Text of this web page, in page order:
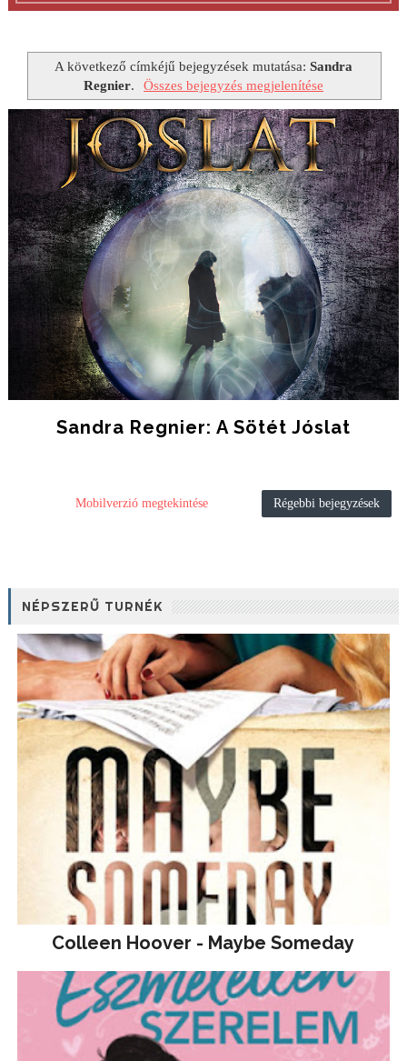
A következő címkéjű bejegyzések mutatása: Sandra
Regnier. Összes bejegyzés megjelenítése
Sandra Regnier: A ​sötét Jóslat
Régebbi bejegyzések
Mobilverzió megtekintése
NÉPSZERŰ TURNÉK
Colleen Hoover - Maybe Someday